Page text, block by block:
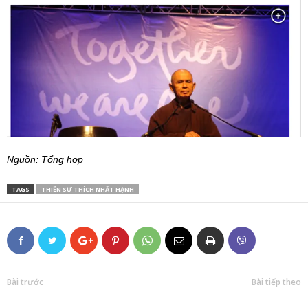
Nguồn: Tổng hợp
TAGS THIỀN SƯ THÍCH NHẤT HẠNH
Bài trước Bài tiếp theo